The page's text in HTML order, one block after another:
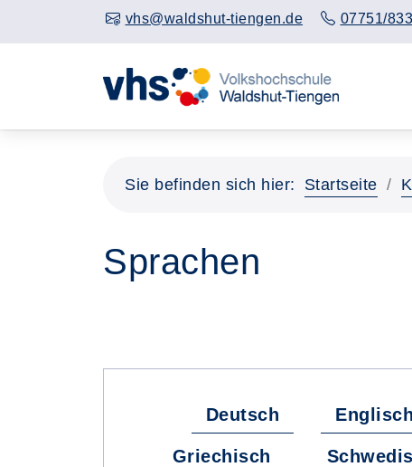
vhs@waldshut-tiengen.de 07751/
Sie befinden sich hier: Startseite
Sprachen
Deutsch Englisch
Griechisch